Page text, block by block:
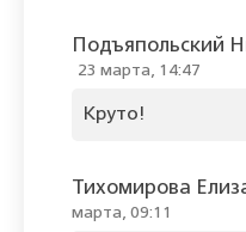
Подъяпольский
23 марта, 14:47
Круто!
Тихомирова
марта, 09:11